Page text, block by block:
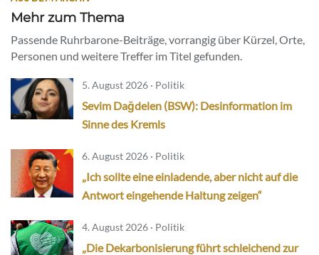
Mehr zum Thema
Passende Ruhrbarone-Beiträge, vorrangig über Kürzel, Orte,
Personen und weitere Treffer im Titel gefunden.
5. August 2026 · Politik
Sevim Dağdelen (BSW): Desinformation im
Sinne des Kremls
6. August 2026 · Politik
„Ich sollte eine einladende, aber nicht auf die
Antwort eingehende Haltung zeigen“
4. August 2026 · Politik
„Die Dekarbonisierung führt schleichend zur